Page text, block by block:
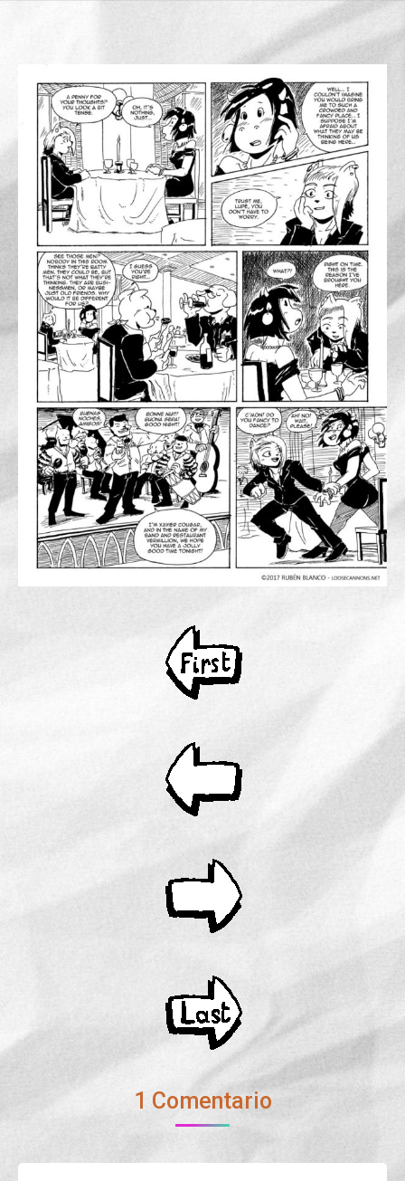
1 Comentario